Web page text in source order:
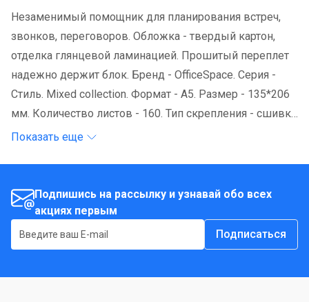
Незаменимый помощник для планирования встреч,
звонков, переговоров. Обложка - твердый картон,
отделка глянцевой ламинацией. Прошитый переплет
надежно держит блок. Бренд - OfficeSpace. Серия -
Стиль. Mixed collection. Формат - A5. Размер - 135*206
мм. Количество листов - 160. Тип скрепления - сшивка
Тип обложки - твердая Материал обложки - твердый
краска. Уголки обложки - прямые. Уголки внутреннего
блока - прямые. Печать форзаца - рисунок.
Справочный материал - есть. Ламинация - глянцевая.
Страна происхождения - Россия.
Показать еще
Подпишись на рассылку и узнавай обо всех
акциях первым
Подписаться